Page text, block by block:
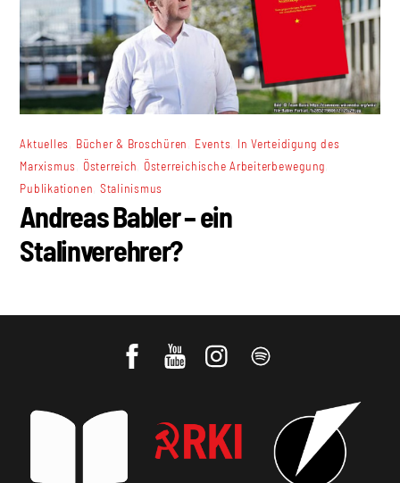
Aktuelles Bücher & Broschüren Events In Verteidigung des
Marxismus
Österreich Österreichische Arbeiterbewegung
Publikationen Stalinismus
Andreas Babler – ein
Stalinverehrer?